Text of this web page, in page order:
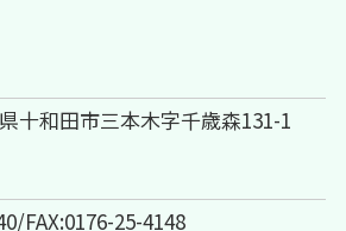
十和田市三本木字千歳森131-1
FAX:0176-25-4148